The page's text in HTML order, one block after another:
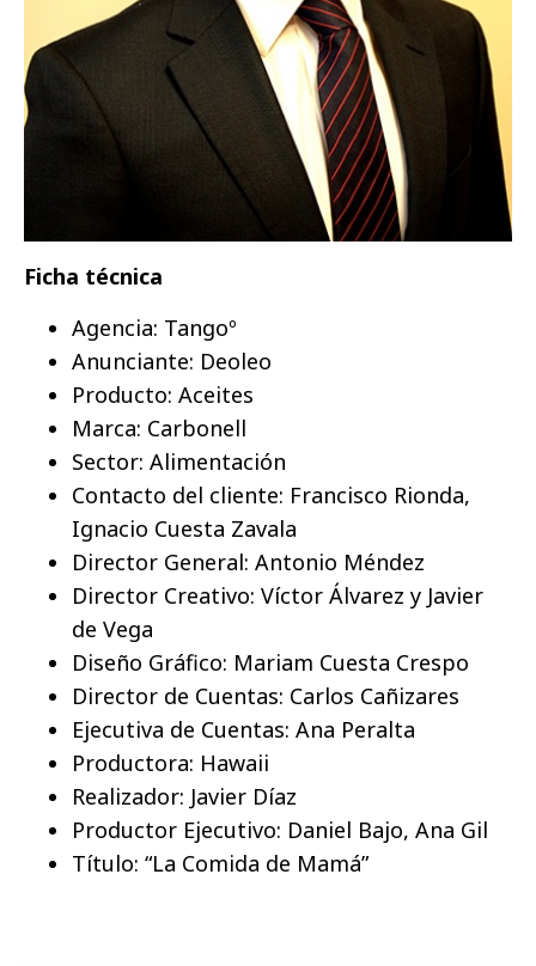
Ficha técnica
Agencia: Tangoº
Anunciante: Deoleo
Producto: Aceites
Marca: Carbonell
Sector: Alimentación
Contacto del cliente: Francisco Rionda,
Ignacio Cuesta Zavala
Director General: Antonio Méndez
Director Creativo: Víctor Álvarez y Javier
de Vega
Diseño Gráfico: Mariam Cuesta Crespo
Director de Cuentas: Carlos Cañizares
Ejecutiva de Cuentas: Ana Peralta
Productora: Hawaii
Realizador: Javier Díaz
Productor Ejecutivo: Daniel Bajo, Ana Gil
Título: “La Comida de Mamá”